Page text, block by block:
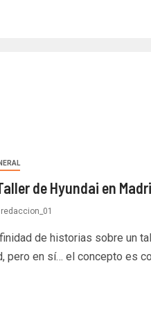
de Hyundai en
redaccion_01
de historias sobre un
pero en sí… el concepto es